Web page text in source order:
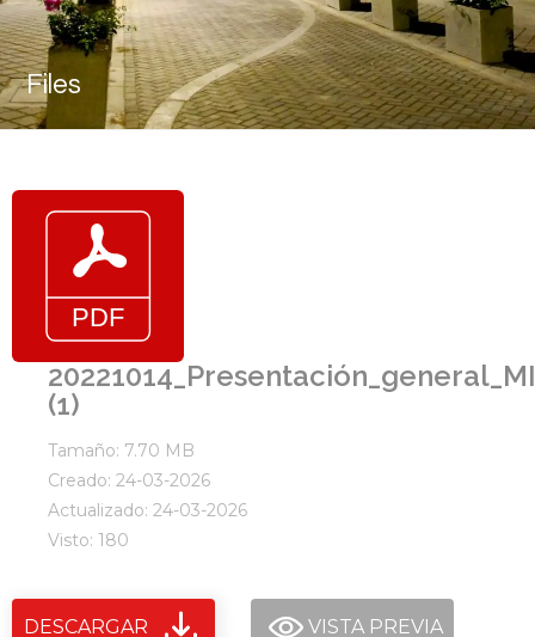
Files
(1)
Tamaño: 7.70 MB
Creado: 24-03-2026
Actualizado: 24-03-2026
Visto: 180
DESCARGAR VISTA PREVIA